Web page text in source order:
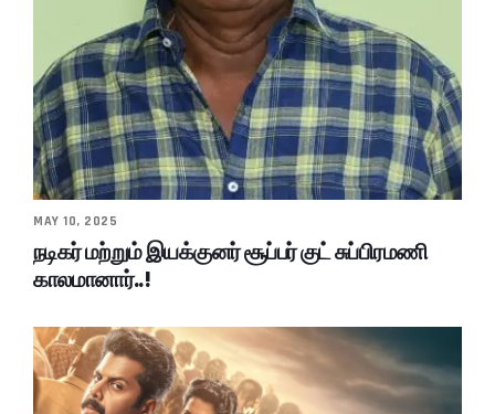
MAY 10, 2025
நடிகர் மற்றும் இயக்குனர் சூப்பர் குட் சுப்பிரமணி
காலமானார்..!